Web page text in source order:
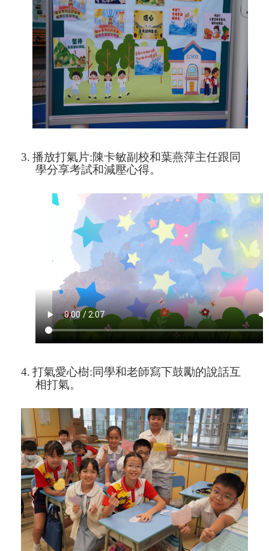
3. 播放打氣片:陳卡敏副校和葉燕萍主任跟同
學分享考試和減壓心得。
4. 打氣愛心樹:同學和老師寫下鼓勵的說話互
相打氣。